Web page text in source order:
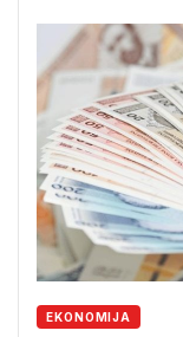
EKONOMIJA